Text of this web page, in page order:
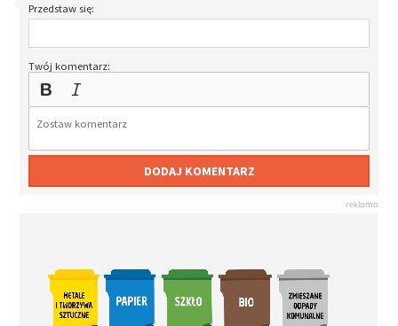
Przedstaw się:
Twój komentarz:
DODAJ KOMENTARZ